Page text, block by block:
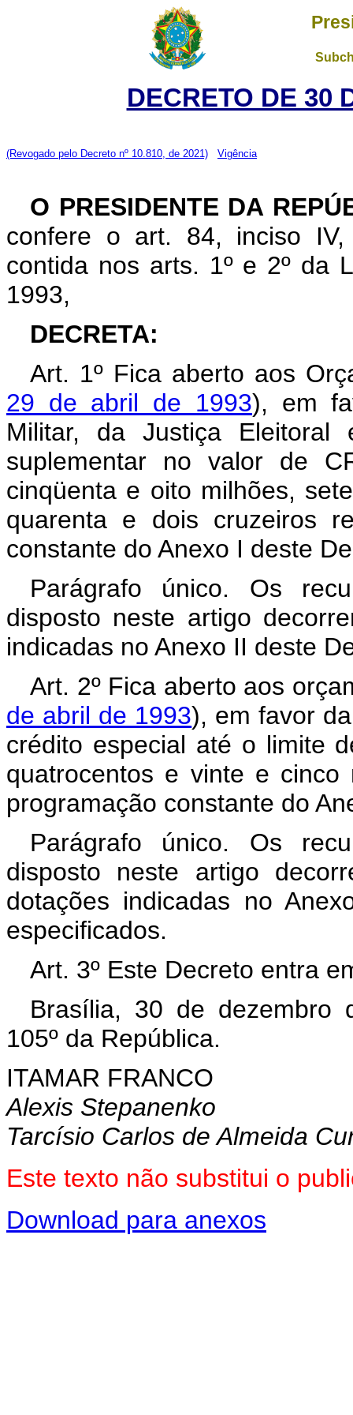
DECRETO DE 30
(Revogado pelo Decreto nº 10.810, de 2021) Vigência
O PRESIDENTE DA
confere o art. 84, inciso
contida nos arts. 1º e 2º da
1993,
DECRETA:
Art. 1º Fica aberto aos
29 de abril de 1993), em
Militar, da Justiça
suplementar no valor de
cinqüenta e oito milhões,
quarenta e dois cruzeiros
constante do Anexo I deste
Parágrafo único. Os
disposto neste artigo
indicadas no Anexo II deste
Art. 2º Fica aberto aos
de abril de 1993), em favor
crédito especial até o limite
quatrocentos e vinte e
programação constante do
Parágrafo único. Os
disposto neste artigo
dotações indicadas no
especificados.
Art. 3º Este Decreto entra
Brasília, 30 de dezembro
105º da República.
ITAMAR FRANCO
Alexis Stepanenko
Tarcísio Carlos de Almeida
Este texto não substitui o
Download para anexos